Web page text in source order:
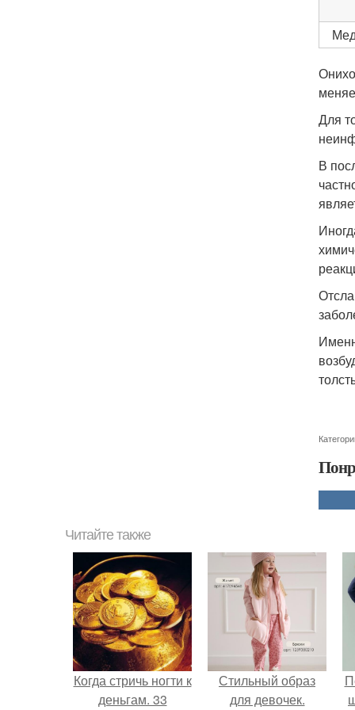
Для
В
Читайте также
Когда стричь ногти к
деньгам. 33
Стильный образ
для девочек.